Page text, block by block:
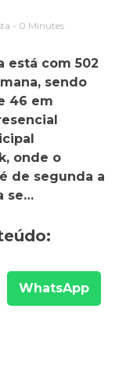
- 0 Minutes
está com 502
sendo
46 em
onde o
de segunda a
se…
WhatsApp